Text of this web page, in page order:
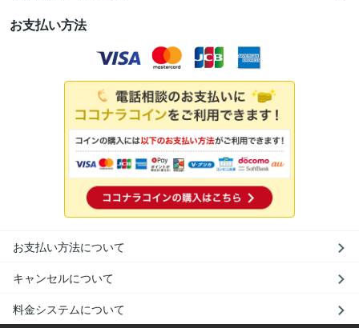
お支払い方法
お支払い方法について
キャンセルについて
料金システムについて